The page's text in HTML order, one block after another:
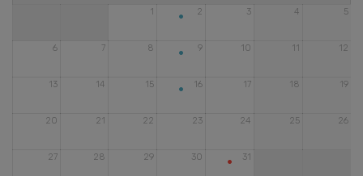
1 2
• 3 4 5
6 7 8 9
• 10 11 12
13 14 15 16
• 17 18 19
20 21 22 23 24 25 26
27 28 29 30 31
•